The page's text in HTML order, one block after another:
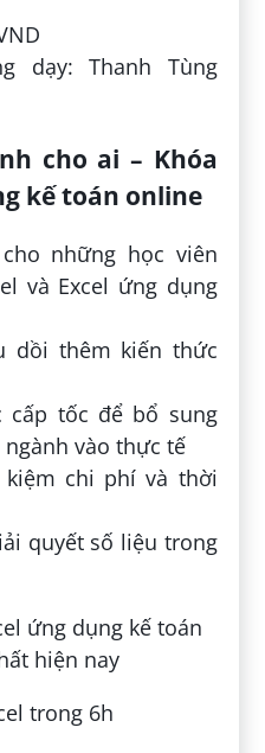
dạy: Thanh Tùng
cho ai – Khóa
kế toán online
những học viên
và Excel ứng dụng
dồi thêm kiến thức
cấp tốc để bổ sung
vào thực tế
chi phí và thời
quyết số liệu trong
trong 6h